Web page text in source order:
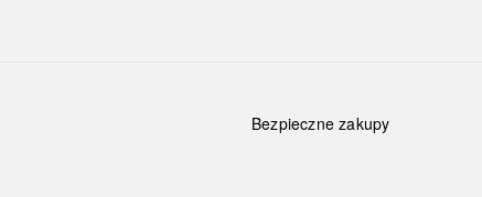
Bezpieczne zakupy